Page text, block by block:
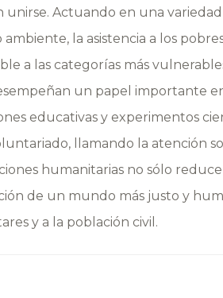
Actuando en una
la asistencia a los
a las categorías más
un papel importante
educativas y experimentos
llamando la atención
humanitarias no sólo
de un mundo más justo y
y a la población civil.